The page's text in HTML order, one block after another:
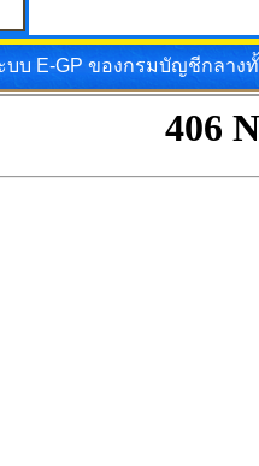
บบ E-GP ของกรมบัญชีกลาง